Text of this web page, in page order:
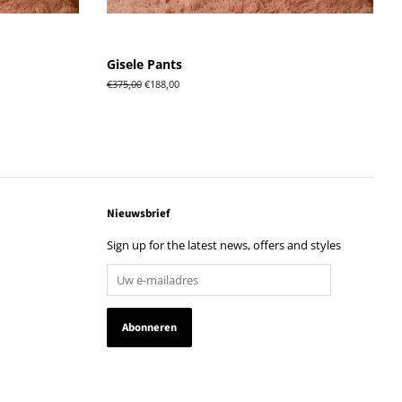
Gisele Pants
Normale
€375,00 Aanbiedingsprijs
€188,00
Nieuwsbrief
Sign up for the latest news, offers and styles